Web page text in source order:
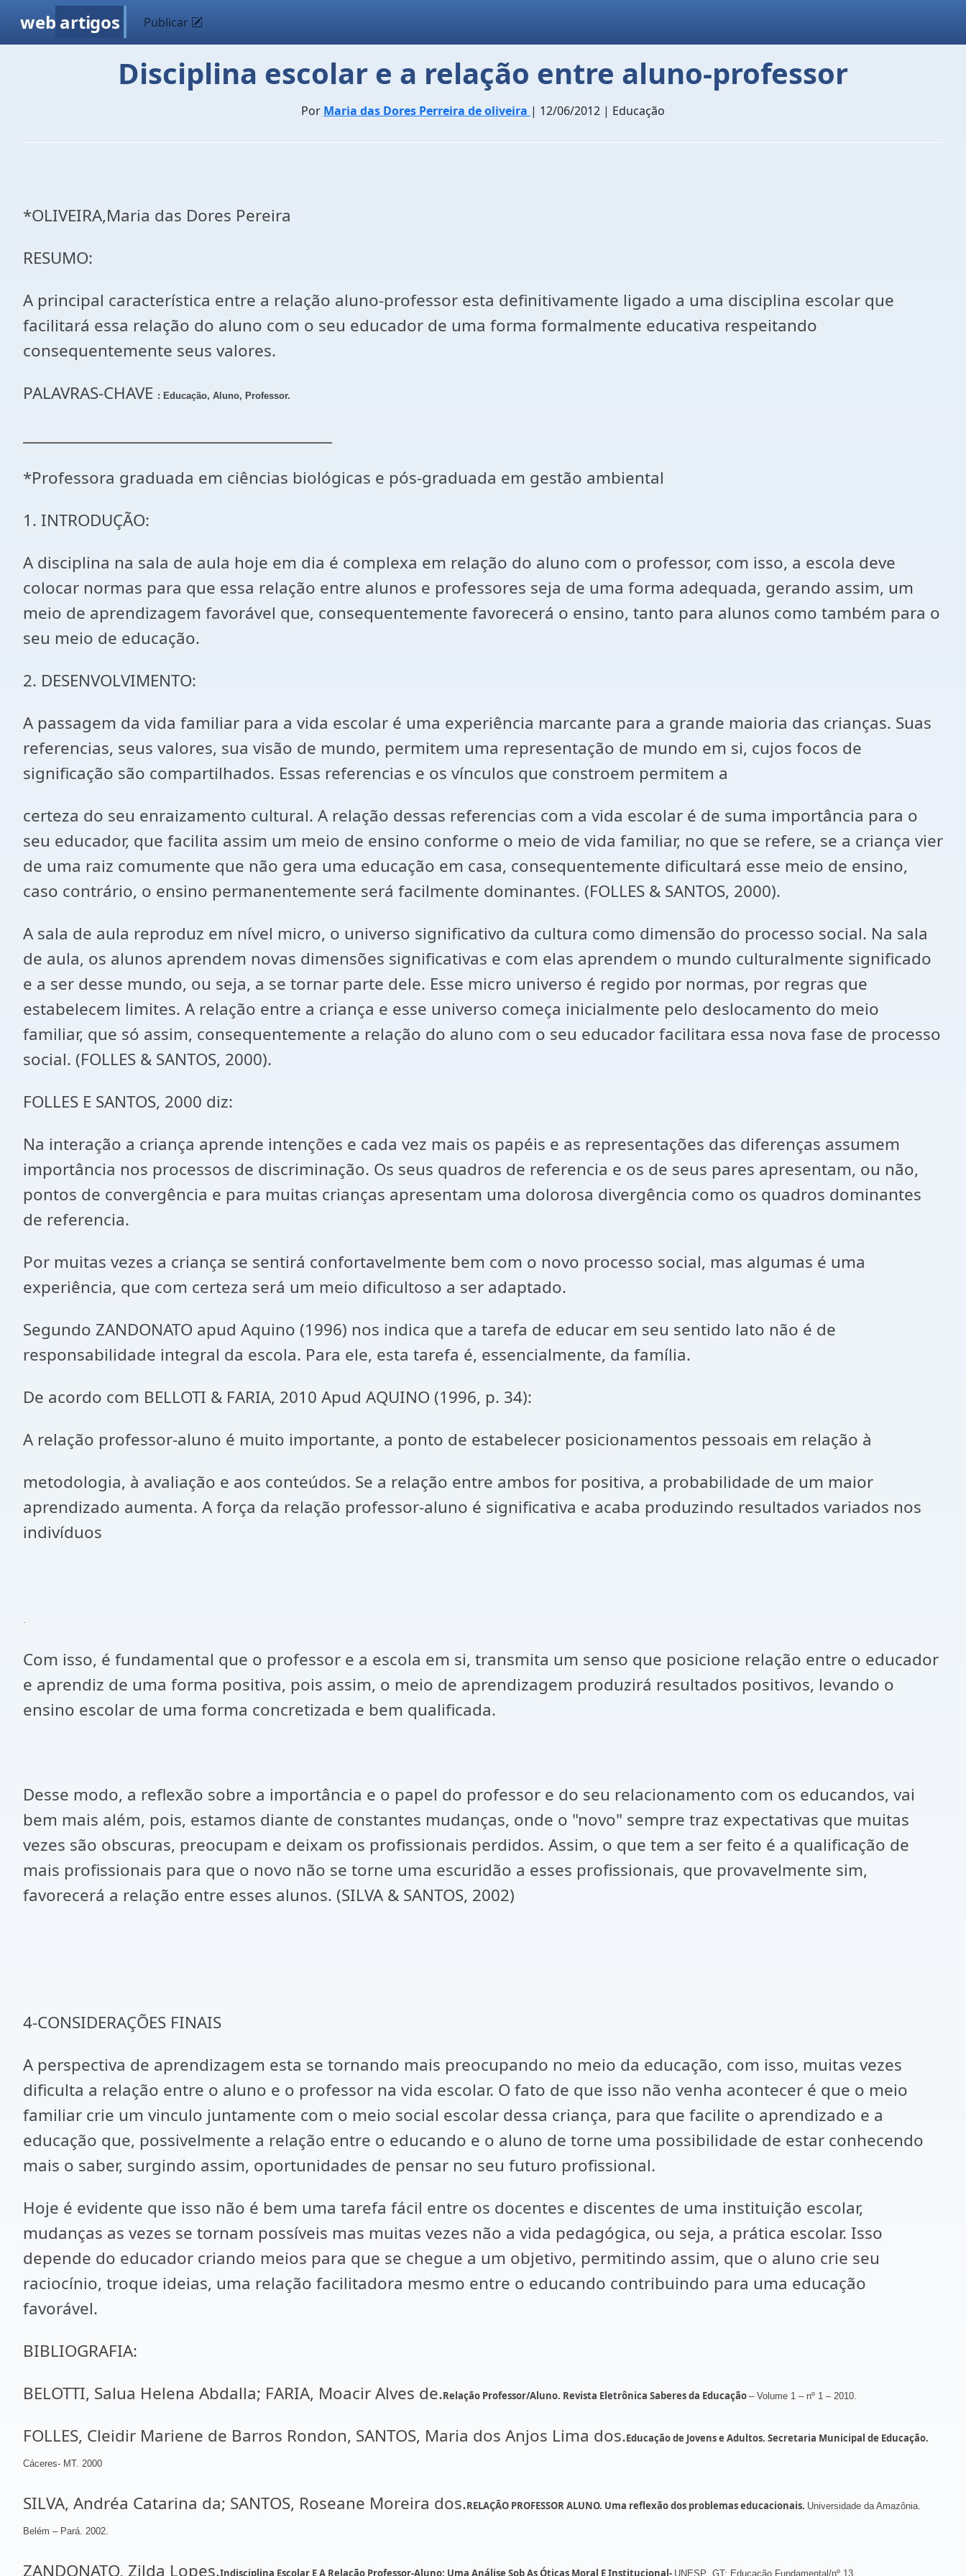
web artigos Publicar
Disciplina escolar e a relação entre aluno-professor
Por Maria das Dores Perreira de oliveira | 12/06/2012 | Educação
*OLIVEIRA,Maria das Dores Pereira
RESUMO:
A principal característica entre a relação aluno-professor esta definitivamente ligado a uma disciplina escolar que
facilitará essa relação do aluno com o seu educador de uma forma formalmente educativa respeitando
consequentemente seus valores.
PALAVRAS-CHAVE : Educação, Aluno, Professor.
*Professora graduada em ciências biológicas e pós-graduada em gestão ambiental
1. INTRODUÇÃO:
A disciplina na sala de aula hoje em dia é complexa em relação do aluno com o professor, com isso, a escola deve
colocar normas para que essa relação entre alunos e professores seja de uma forma adequada, gerando assim, um
meio de aprendizagem favorável que, consequentemente favorecerá o ensino, tanto para alunos como também para o
seu meio de educação.
2. DESENVOLVIMENTO:
A passagem da vida familiar para a vida escolar é uma experiência marcante para a grande maioria das crianças. Suas
referencias, seus valores, sua visão de mundo, permitem uma representação de mundo em si, cujos focos de
significação são compartilhados. Essas referencias e os vínculos que constroem permitem a
certeza do seu enraizamento cultural. A relação dessas referencias com a vida escolar é de suma importância para o
seu educador, que facilita assim um meio de ensino conforme o meio de vida familiar, no que se refere, se a criança vier
de uma raiz comumente que não gera uma educação em casa, consequentemente dificultará esse meio de ensino,
caso contrário, o ensino permanentemente será facilmente dominantes. (FOLLES & SANTOS, 2000).
A sala de aula reproduz em nível micro, o universo significativo da cultura como dimensão do processo social. Na sala
de aula, os alunos aprendem novas dimensões significativas e com elas aprendem o mundo culturalmente significado
e a ser desse mundo, ou seja, a se tornar parte dele. Esse micro universo é regido por normas, por regras que
estabelecem limites. A relação entre a criança e esse universo começa inicialmente pelo deslocamento do meio
familiar, que só assim, consequentemente a relação do aluno com o seu educador facilitara essa nova fase de processo
social. (FOLLES & SANTOS, 2000).
FOLLES E SANTOS, 2000 diz:
Na interação a criança aprende intenções e cada vez mais os papéis e as representações das diferenças assumem
importância nos processos de discriminação. Os seus quadros de referencia e os de seus pares apresentam, ou não,
pontos de convergência e para muitas crianças apresentam uma dolorosa divergência como os quadros dominantes
de referencia.
Por muitas vezes a criança se sentirá confortavelmente bem com o novo processo social, mas algumas é uma
experiência, que com certeza será um meio dificultoso a ser adaptado.
Segundo ZANDONATO apud Aquino (1996) nos indica que a tarefa de educar em seu sentido lato não é de
responsabilidade integral da escola. Para ele, esta tarefa é, essencialmente, da família.
De acordo com BELLOTI & FARIA, 2010 Apud AQUINO (1996, p. 34):
A relação professor-aluno é muito importante, a ponto de estabelecer posicionamentos pessoais em relação à
metodologia, à avaliação e aos conteúdos. Se a relação entre ambos for positiva, a probabilidade de um maior
aprendizado aumenta. A força da relação professor-aluno é significativa e acaba produzindo resultados variados nos
indivíduos
.
Com isso, é fundamental que o professor e a escola em si, transmita um senso que posicione relação entre o educador
e aprendiz de uma forma positiva, pois assim, o meio de aprendizagem produzirá resultados positivos, levando o
ensino escolar de uma forma concretizada e bem qualificada.
Desse modo, a reflexão sobre a importância e o papel do professor e do seu relacionamento com os educandos, vai
bem mais além, pois, estamos diante de constantes mudanças, onde o "novo" sempre traz expectativas que muitas
vezes são obscuras, preocupam e deixam os profissionais perdidos. Assim, o que tem a ser feito é a qualificação de
mais profissionais para que o novo não se torne uma escuridão a esses profissionais, que provavelmente sim,
favorecerá a relação entre esses alunos. (SILVA & SANTOS, 2002)
4-CONSIDERAÇÕES FINAIS
A perspectiva de aprendizagem esta se tornando mais preocupando no meio da educação, com isso, muitas vezes
dificulta a relação entre o aluno e o professor na vida escolar. O fato de que isso não venha acontecer é que o meio
familiar crie um vinculo juntamente com o meio social escolar dessa criança, para que facilite o aprendizado e a
educação que, possivelmente a relação entre o educando e o aluno de torne uma possibilidade de estar conhecendo
mais o saber, surgindo assim, oportunidades de pensar no seu futuro profissional.
Hoje é evidente que isso não é bem uma tarefa fácil entre os docentes e discentes de uma instituição escolar,
mudanças as vezes se tornam possíveis mas muitas vezes não a vida pedagógica, ou seja, a prática escolar. Isso
depende do educador criando meios para que se chegue a um objetivo, permitindo assim, que o aluno crie seu
raciocínio, troque ideias, uma relação facilitadora mesmo entre o educando contribuindo para uma educação
favorável.
BIBLIOGRAFIA:
BELOTTI, Salua Helena Abdalla; FARIA, Moacir Alves de.Relação Professor/Aluno. Revista Eletrônica Saberes da Educação – Volume 1 – nº 1 – 2010.
FOLLES, Cleidir Mariene de Barros Rondon, SANTOS, Maria dos Anjos Lima dos.Educação de Jovens e Adultos. Secretaria Municipal de Educação.
Cáceres- MT. 2000
SILVA, Andréa Catarina da; SANTOS, Roseane Moreira dos.RELAÇÃO PROFESSOR ALUNO. Uma reflexão dos problemas educacionais. Universidade da Amazônia.
Belém – Pará. 2002.
ZANDONATO, Zilda Lopes.Indisciplina Escolar E A Relação Professor-Aluno: Uma Análise Sob As Óticas Moral E Institucional- UNESP .GT: Educação Fundamental/nº 13.